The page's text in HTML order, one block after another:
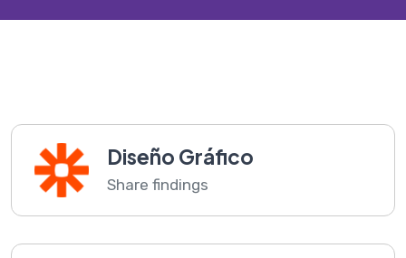
Diseño Gráfico
Share findings